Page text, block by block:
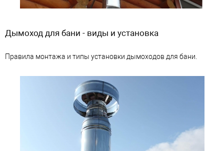
Дымоход для бани - виды и установка
Правила монтажа и типы установки дымоходов для бани.